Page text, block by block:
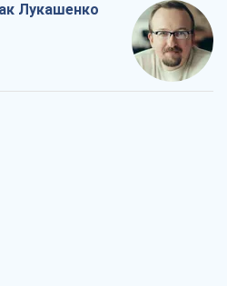
Лукашенко